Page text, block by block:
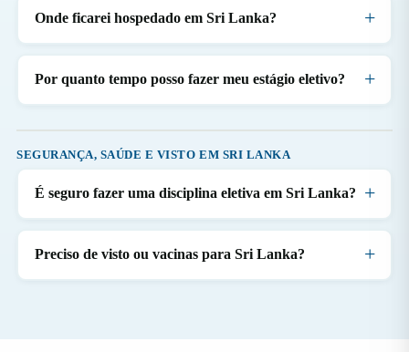
Onde ficarei hospedado em Sri Lanka?
Por quanto tempo posso fazer meu estágio eletivo?
SEGURANÇA, SAÚDE E VISTO EM SRI LANKA
É seguro fazer uma disciplina eletiva em Sri Lanka?
Preciso de visto ou vacinas para Sri Lanka?